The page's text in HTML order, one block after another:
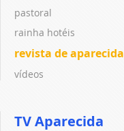
pastoral
rainha hotéis
revista de aparecida
vídeos
TV Aparecida